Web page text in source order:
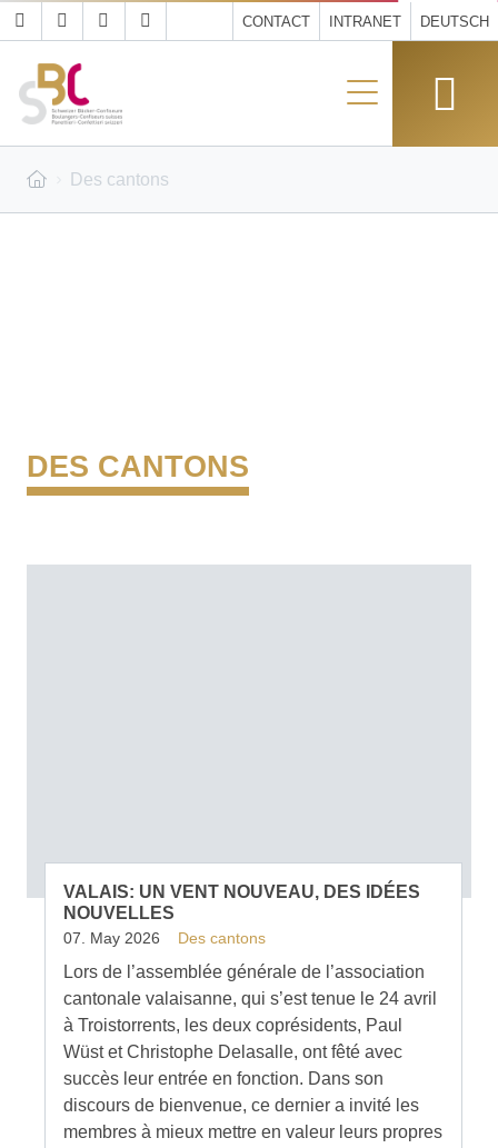
CONTACT INTRANET DEUTSCH
Des cantons
DES CANTONS
VALAIS: UN VENT NOUVEAU, DES IDÉES
NOUVELLES
07. May 2026 Des cantons
Lors de l’assemblée générale de l’association
cantonale valaisanne, qui s’est tenue le 24 avril
à Troistorrents, les deux coprésidents, Paul
Wüst et Christophe Delasalle, ont fêté avec
succès leur entrée en fonction. Dans son
discours de bienvenue, ce dernier a invité les
membres à mieux mettre en valeur leurs propres